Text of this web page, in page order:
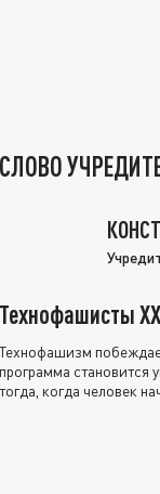
СЛОВО
Технофашисты
Технофашизм
программа становится
тогда, когда человек